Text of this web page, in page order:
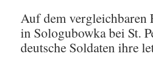
Auf dem
in Sologubowka bei St.
deutsche Soldaten ihre